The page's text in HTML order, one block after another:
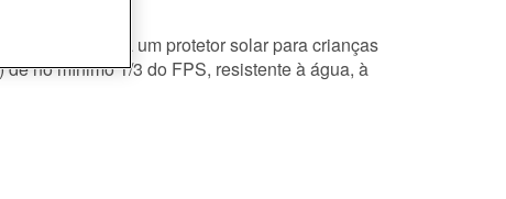
disso, escolha um protetor solar para crianças
no mínimo 1/3 do FPS, resistente à água, à